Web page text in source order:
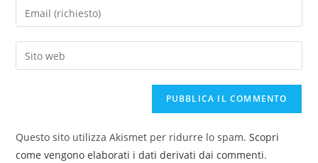
Questo sito utilizza Akismet per ridurre lo spam.Scopri
come vengono elaborati i dati derivati dai commenti.